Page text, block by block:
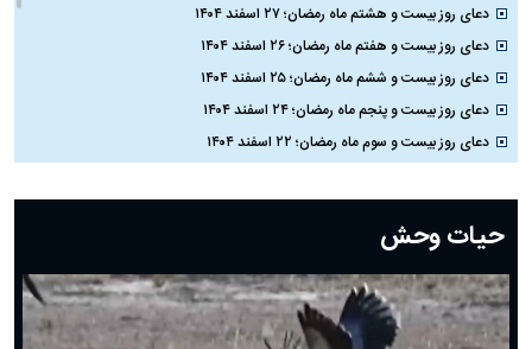
دعای روز بیست و هشتم ماه رمضان؛ ۲۷ اسفند ۱۴۰۴
دعای روز بیست و هفتم ماه رمضان؛ ۲۶ اسفند ۱۴۰۴
دعای روز بیست و ششم ماه رمضان؛ ۲۵ اسفند ۱۴۰۴
دعای روز بیست و پنجم ماه رمضان؛ ۲۴ اسفند ۱۴۰۴
دعای روز بیست و سوم ماه رمضان؛ ۲۲ اسفند ۱۴۰۴
دعای روز بیستم ماه رمضان؛ ۱۹ اسفند ۱۴۰۴
دعای روز هشتم ماه مبارک رمضان؛ ۷ اسفند ماه ۱۴۰۴
دعای روز هفتم ماه رمضان؛ ۶ اسفند ۱۴۰۴
دعای روز ششم ماه رمضان؛ ۵ اسفند ۱۴۰۴
دعای روز پنجم ماه رمضان؛ ۴ اسفند ۱۴۰۴
حیات وحش